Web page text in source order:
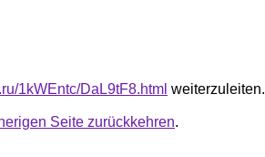
1kWEntc/DaL9tF8.html weiterzuleiten.
Seite zurückkehren.